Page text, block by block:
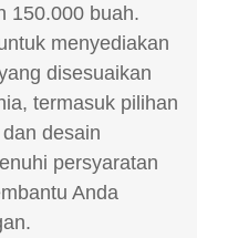
150.000 buah.
menyediakan
disesuaikan
termasuk pilihan
desain
persyaratan
Anda